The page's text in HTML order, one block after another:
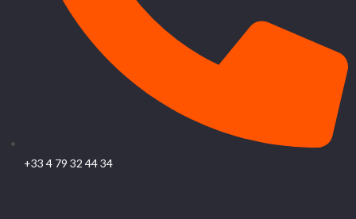
+33 4 79 32 44 34